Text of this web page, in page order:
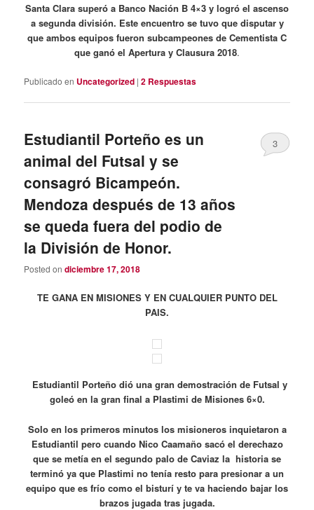
Santa Clara superó a Banco Nación B 4×3 y logró el ascenso
a segunda división. Este encuentro se tuvo que disputar y
que ambos equipos fueron subcampeones de Cementista C
que ganó el Apertura y Clausura 2018.
Publicado en Uncategorized |2 Respuestas
Estudiantil Porteño es un
animal del Futsal y se
consagró Bicampeón.
Mendoza después de 13 años
se queda fuera del podio de
la División de Honor.
Posted ondiciembre 17, 2018
3
TE GANA EN MISIONES Y EN CUALQUIER PUNTO DEL
PAIS.
Estudiantil Porteño dió una gran demostración de Futsal y
goleó en la gran final a Plastimi de Misiones 6×0.
Solo en los primeros minutos los misioneros inquietaron a
Estudiantil pero cuando Nico Caamaño sacó el derechazo
que se metía en el segundo palo de Caviaz la historia se
terminó ya que Plastimi no tenía resto para presionar a un
equipo que es frío como el bisturí y te va haciendo bajar los
brazos jugada tras jugada.